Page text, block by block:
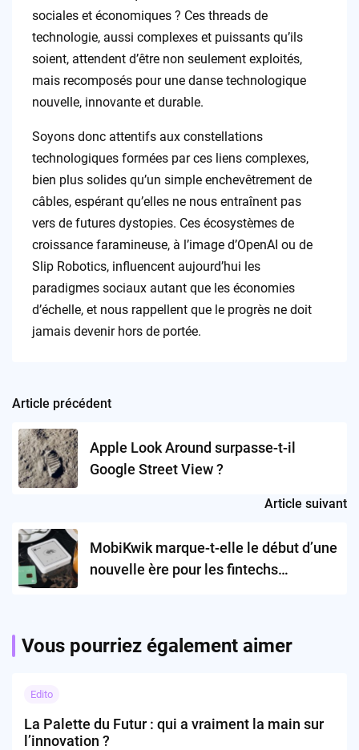
sociales et économiques ? Ces threads de
technologie, aussi complexes et puissants qu’ils
soient, attendent d’être non seulement exploités,
mais recomposés pour une danse technologique
nouvelle, innovante et durable.
Soyons donc attentifs aux constellations
technologiques formées par ces liens complexes,
bien plus solides qu’un simple enchevêtrement de
câbles, espérant qu’elles ne nous entraînent pas
vers de futures dystopies. Ces écosystèmes de
croissance faramineuse, à l’image d’OpenAI ou de
Slip Robotics, influencent aujourd’hui les
paradigmes sociaux autant que les économies
d’échelle, et nous rappellent que le progrès ne doit
jamais devenir hors de portée.
Post
navigation
Article précédent
Apple Look Around surpasse-t-il
Google Street View ?
Article suivant
MobiKwik marque-t-elle le début d’une
nouvelle ère pour les fintechs
Vous pourriez également aimer
Edito
La Palette du Futur : qui a vraiment la main sur
l’innovation ?